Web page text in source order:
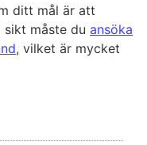
ditt mål är att
sikt måste du ansöka
, vilket är mycket